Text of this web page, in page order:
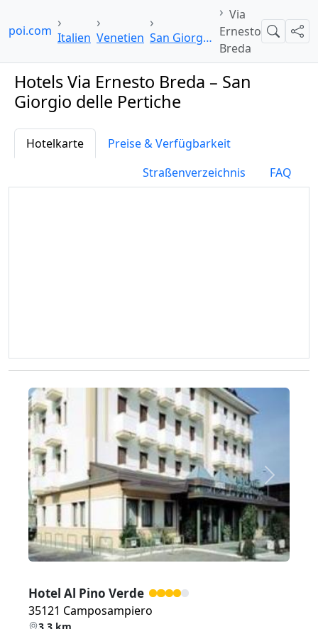
Italien Venetien San Giorgio delle Pertiche
Via
Ernesto
Breda
Suche
Hotels Via Ernesto Breda – San
Giorgio delle Pertiche
Hotelkarte
Preise & Verfügbarkeit
Straßenverzeichnis
FAQ
Zurück Weiter
Hotel Al Pino Verde
35121 Camposampiero